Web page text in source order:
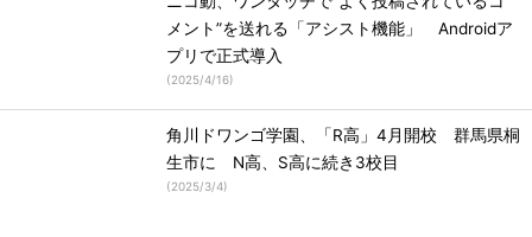
メント”を送れる「アシスト機能」 Androidア
プリで正式導入
(2025/4/16)
角川ドワンゴ学園、「R高」4月開校 群馬県桐
生市に N高、S高に続き3校目
(2025/3/4)